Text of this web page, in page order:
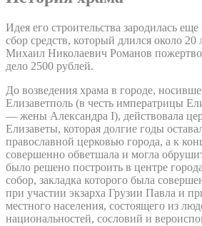
Идея его строительства зародилась
сбор средств, который длился около
Михаил Николаевич Романов
дело 2500 рублей.
До возведения храма в городе,
Елизаветполь (в честь императрицы
— жены Александра I), действовала
Елизаветы, которая долгие годы
православной церковью города, а к
совершенно обветшала и могла
было решено построить в центре
собор, закладка которого была
при участии экзарха Грузии Павла и
местного населения, состоящего из
национальностей, сословий и